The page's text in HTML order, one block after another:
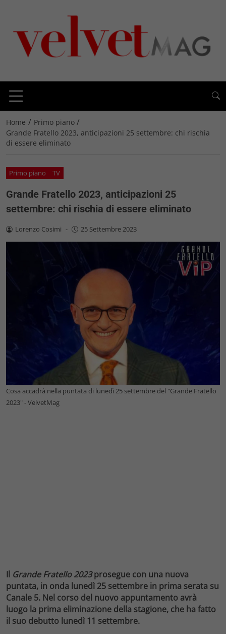
Home / Primo piano /
Grande Fratello 2023, anticipazioni 25 settembre: chi rischia
di essere eliminato
Primo piano TV
Grande Fratello 2023, anticipazioni 25
settembre: chi rischia di essere eliminato
Lorenzo Cosimi - 25 Settembre 2023
Cosa accadrà nella puntata di lunedì 25 settembre del "Grande Fratello
2023" - VelvetMag
Il Grande Fratello 2023prosegue con una nuova
puntata, in onda lunedì 25 settembre in prima serata su
Canale 5. Nel corso del nuovo appuntamento avrà
luogo la prima eliminazione della stagione, che ha fatto
il suo debutto lunedì 11 settembre.